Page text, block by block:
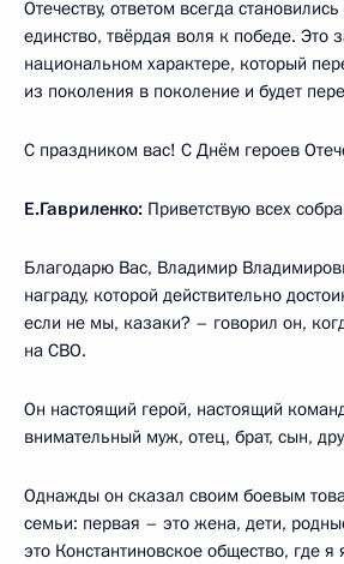
Отечеству, ответом всегда
единство, твёрдая воля к победе. Это
национальном характере, который
из поколения в поколение и будет
С праздником вас! С Днём героев
Е.Гавриленко: Приветствую всех
Благодарю Вас, Владимир
награду, которой действительно
если не мы, казаки? – говорил он,
на СВО.
Он настоящий герой, настоящий
внимательный муж, отец, брат, сын,
Однажды он сказал своим боевым
семьи: первая – это жена, дети,
это Константиновское общество, где